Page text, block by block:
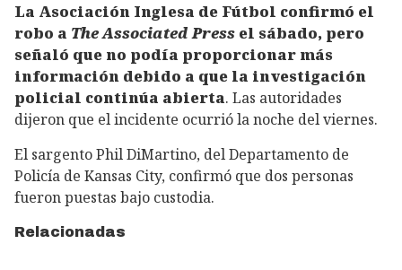
La Asociación Inglesa de Fútbol confirmó el
robo a The Associated Press el sábado, pero
señaló que no podía proporcionar más
información debido a que la investigación
policial continúa abierta. Las autoridades
dijeron que el incidente ocurrió la noche del viernes.
El sargento Phil DiMartino, del Departamento de
Policía de Kansas City, confirmó que dos personas
fueron puestas bajo custodia.
Relacionadas